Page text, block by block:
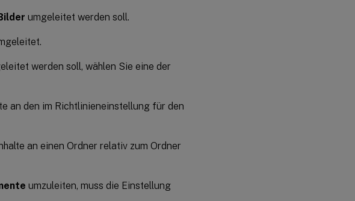
umgeleitet werden soll.
werden soll, wählen Sie eine der
an den im Richtlinieneinstellung für den
an einen Ordner relativ zum Ordner
umzuleiten, muss die Einstellung